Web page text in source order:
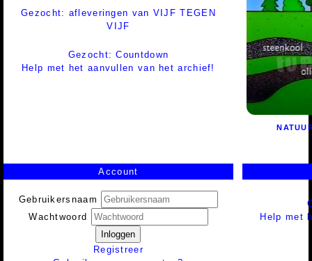
Gezocht: afleveringen van VIJF TEGEN
VIJF
Gezocht: Countdown
Help met het aanvullen van het archief!
Account
Gebruikersnaam
Wachtwoord
Inloggen
Registreer
Help met